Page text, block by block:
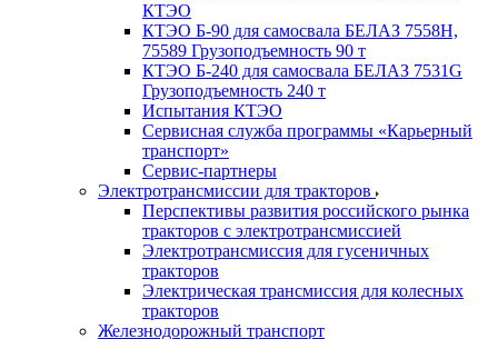
КТЭО
КТЭО Б-90 для самосвала БЕЛАЗ 7558H,
75589 Грузоподъемность 90 т
КТЭО Б-240 для самосвала БЕЛАЗ 7531G
Грузоподъемность 240 т
Испытания КТЭО
Сервисная служба программы «Карьерный
транспорт»
Сервис-партнеры
Электротрансмиссии для тракторов
Перспективы развития российского рынка
тракторов с электротрансмиссией
Электротрансмиссия для гусеничных
тракторов
Электрическая трансмиссия для колесных
тракторов
Железнодорожный транспорт